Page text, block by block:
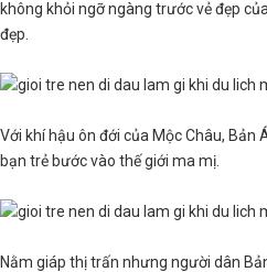
không khỏi ngỡ ngàng trước vẻ đẹp
đẹp.
Với khí hậu ôn đới của Mộc Châu,
bạn trẻ bước vào thế giới ma mị.
Nằm giáp thị trấn nhưng người dân